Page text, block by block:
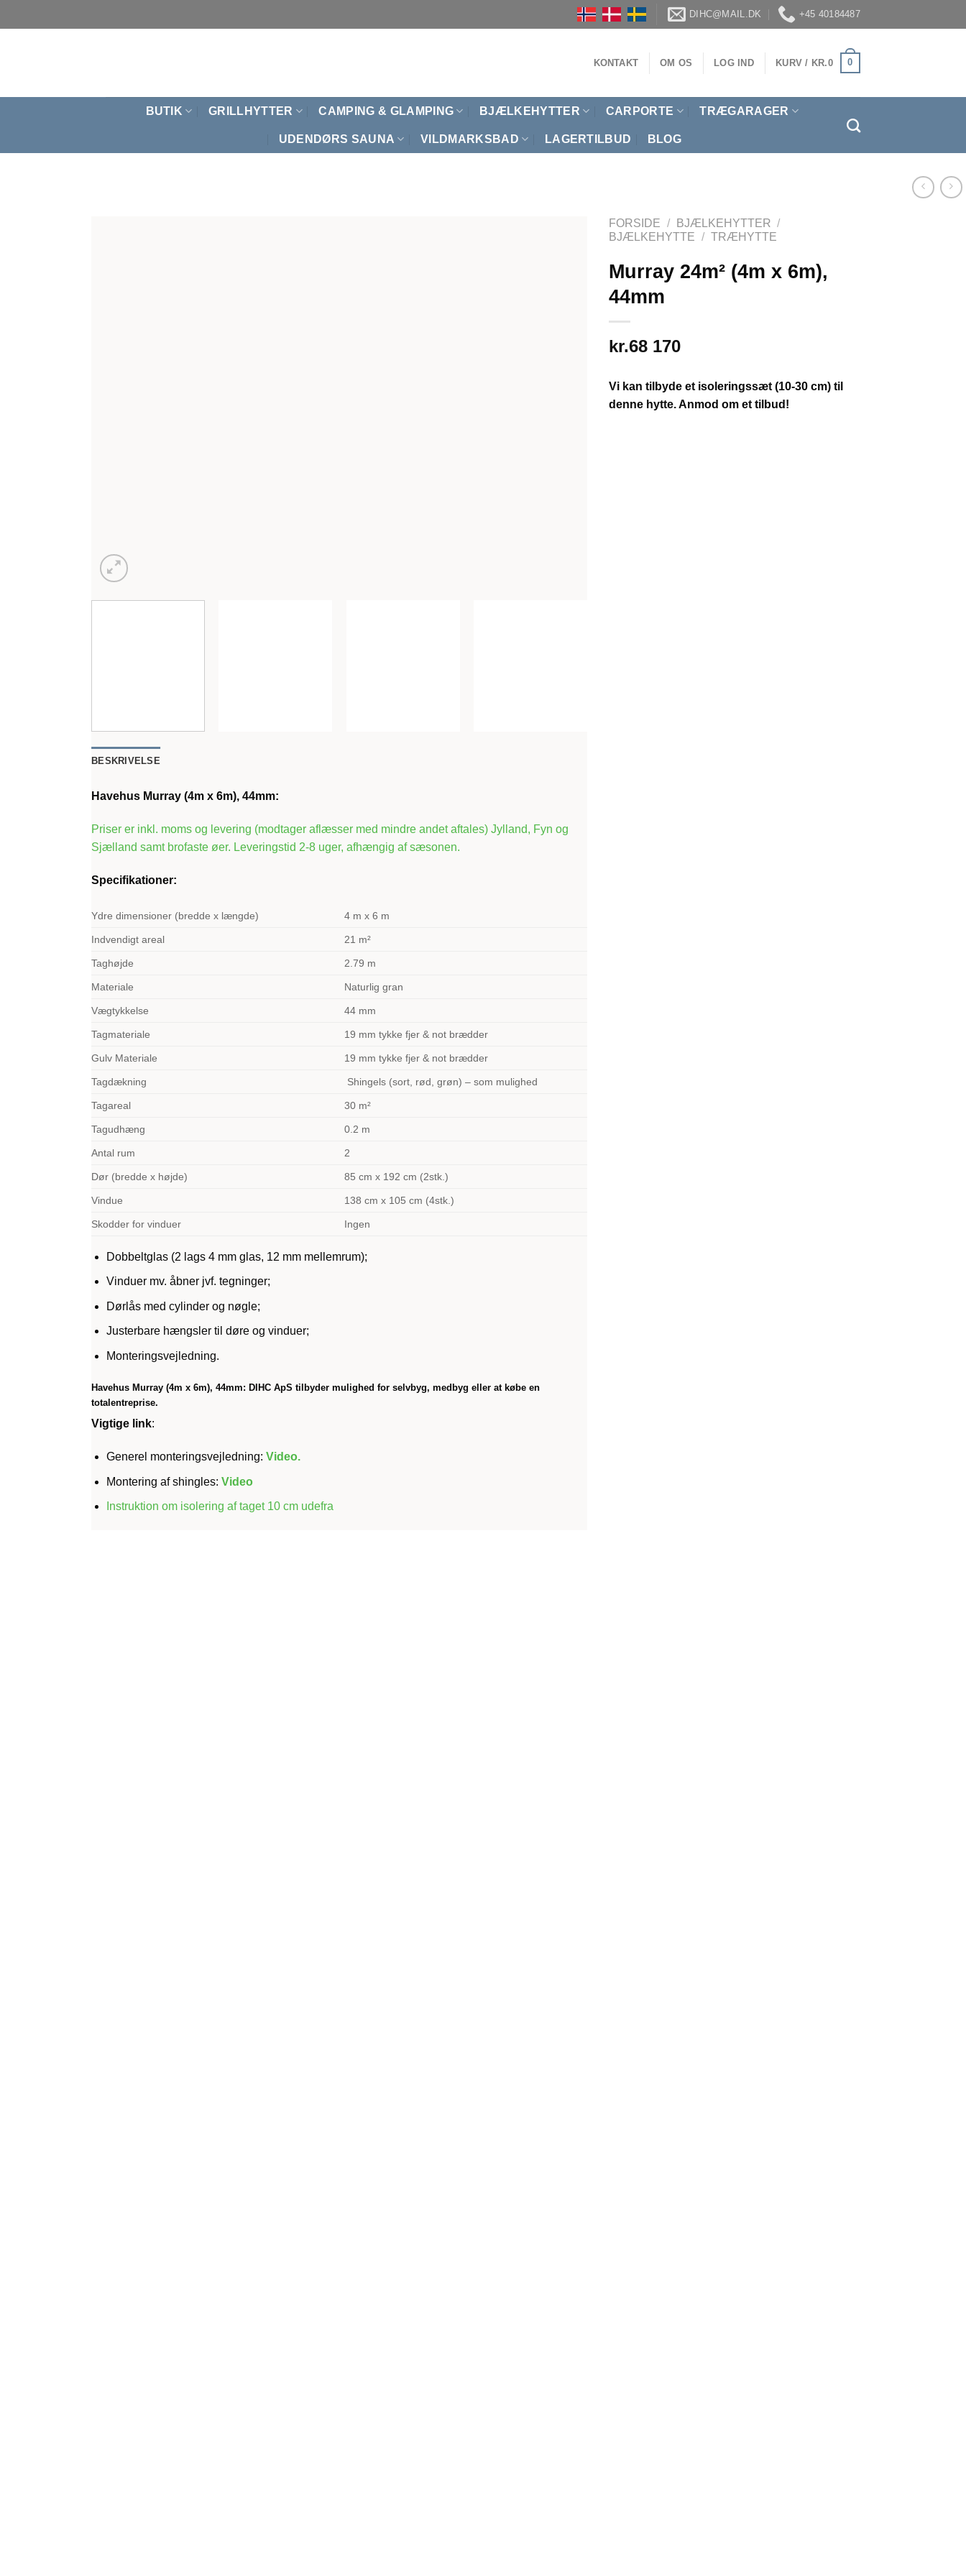
til
DIHC@MAIL.DK +45 40184487
KONTAKT OM OS LOG IND KURV / KR.0 0
BUTIK GRILLHYTTER CAMPING & GLAMPING BJÆLKEHYTTER CARPORTE TRÆGARAGER
UDENDØRS SAUNA VILDMARKSBAD LAGERTILBUD BLOG
BESKRIVELSE
Havehus Murray (4m x 6m), 44mm:
Priser er inkl. moms og levering (modtager aflæsser med mindre andet aftales) Jylland, Fyn og
Sjælland samt brofaste øer. Leveringstid 2-8 uger, afhængig af sæsonen.
Specifikationer:
Ydre dimensioner (bredde x længde) 4 m x 6 m
Indvendigt areal 21 m²
Taghøjde 2.79 m
Materiale Naturlig gran
Vægtykkelse 44 mm
Tagmateriale 19 mm tykke fjer & not brædder
Gulv Materiale 19 mm tykke fjer & not brædder
Tagdækning Shingels (sort, rød, grøn) – som mulighed
Tagareal 30 m²
Tagudhæng 0.2 m
Antal rum 2
Dør (bredde x højde) 85 cm x 192 cm (2stk.)
Vindue 138 cm x 105 cm (4stk.)
Skodder for vinduer Ingen
Dobbeltglas (2 lags 4 mm glas, 12 mm mellemrum);
Vinduer mv. åbner jvf. tegninger;
Dørlås med cylinder og nøgle;
Justerbare hængsler til døre og vinduer;
Monteringsvejledning.
Havehus Murray (4m x 6m), 44mm: DIHC ApS tilbyder mulighed for selvbyg, medbyg eller at købe en
totalentreprise.
Vigtige link:
Generel monteringsvejledning: Video.
Montering af shingles: Video
Instruktion om isolering af taget 10 cm udefra
FORSIDE / BJÆLKEHYTTER /
BJÆLKEHYTTE / TRÆHYTTE
Murray 24m² (4m x 6m),
44mm
kr.68 170
Vi kan tilbyde et isoleringssæt (10-30 cm) til
denne hytte. Anmod om et tilbud!